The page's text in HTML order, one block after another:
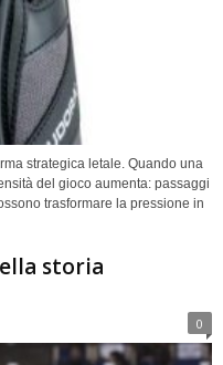
strategica letale. Quando una
del gioco aumenta: passaggi
trasformare la pressione in
storia
0